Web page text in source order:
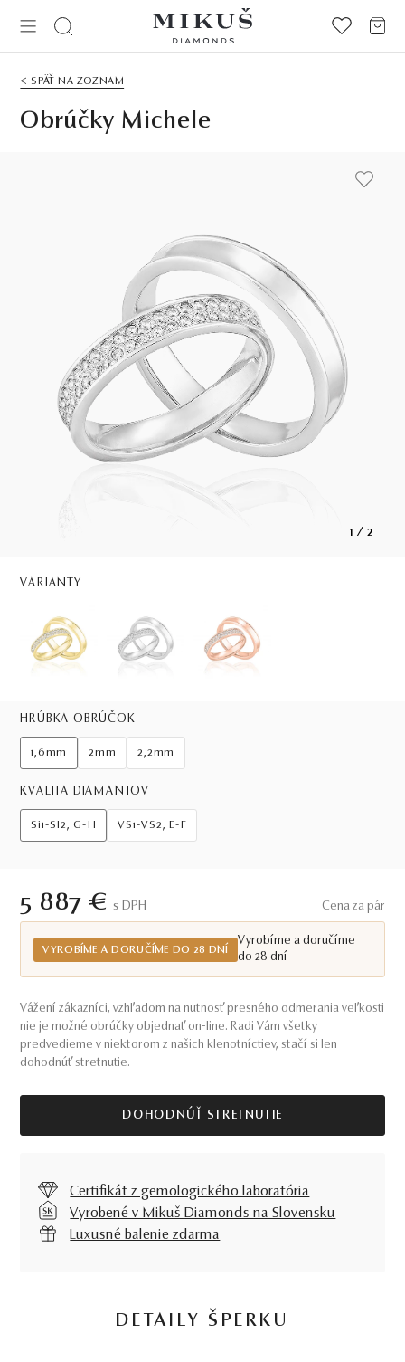
< SPÄŤ NA ZOZNAM
Obrúčky Michele
1 / 2
VARIANTY
HRÚBKA OBRÚČOK
1,6mm 2mm 2,2mm
KVALITA DIAMANTOV
Si1-SI2, G-H VS1-VS2, E-F
5 887 € S DPH Cena za pár
VYROBÍME A DORUČÍME DO 28 DNÍ
Vyrobíme a doručíme
do 28 dní
Vážení zákazníci, vzhľadom na nutnosť presného odmerania veľkosti
nie je možné obrúčky objednať on-line. Radi Vám všetky
predvedieme v niektorom z našich klenotníctiev, stačí si len
dohodnúť stretnutie.
DOHODNÚŤ STRETNUTIE
Certifikát z gemologického laboratória
Vyrobené v Mikuš Diamonds na Slovensku
Luxusné balenie zdarma
DETAILY ŠPERKU